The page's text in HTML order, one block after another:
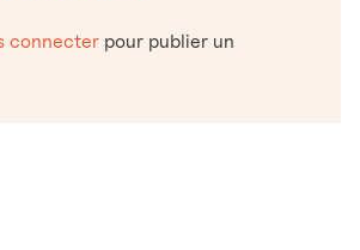
connecter pour publier un